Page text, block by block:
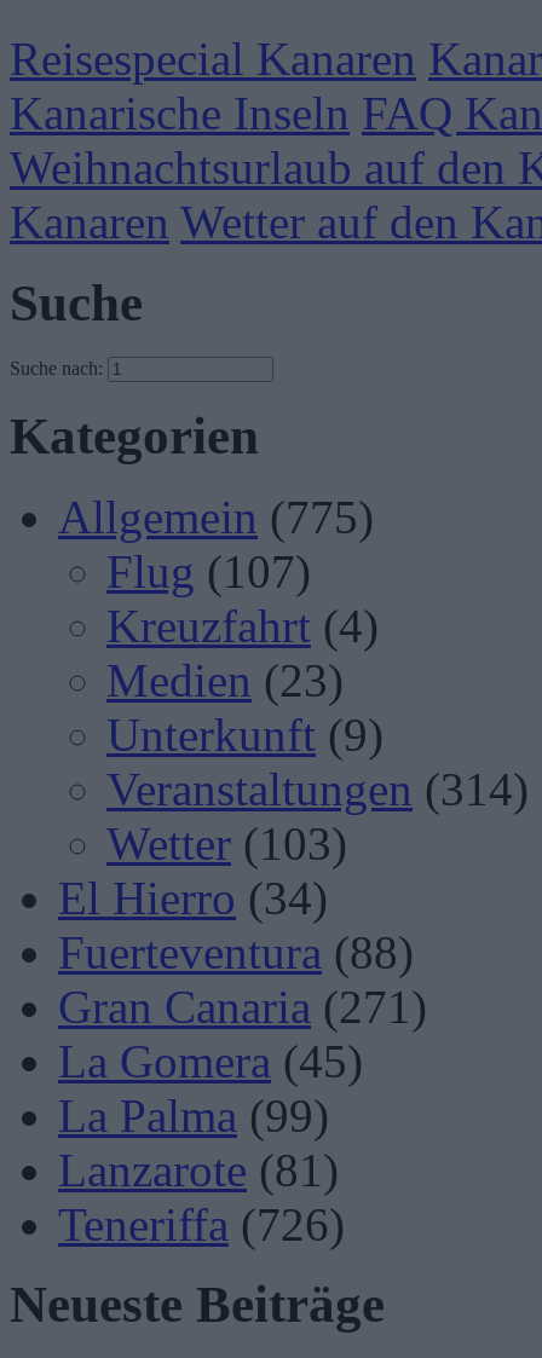
Reisespecial Kanaren
Kanarische Inseln FAQ
Weihnachtsurlaub auf den
Kanaren Wetter auf den
Suche
Suche nach:
Kategorien
Allgemein (775)
Flug (107)
Kreuzfahrt (4)
Medien (23)
Unterkunft (9)
Veranstaltungen (314)
Wetter (103)
El Hierro (34)
Fuerteventura (88)
Gran Canaria (271)
La Gomera (45)
La Palma (99)
Lanzarote (81)
Teneriffa (726)
Neueste Beiträge